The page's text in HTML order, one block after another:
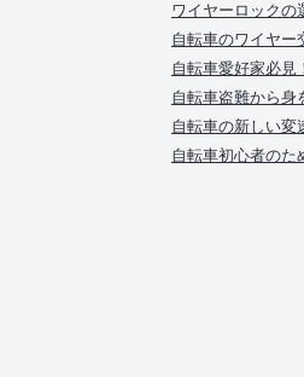
ワイヤーロック
自転車のワイヤ
自転車愛好家必
自転車盗難から
自転車の新しい変
自転車初心者の